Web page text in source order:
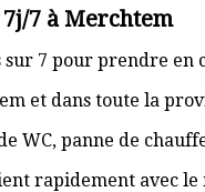
7 à Merchtem
7 pour prendre en
et dans toute la
WC, panne de
rapidement avec